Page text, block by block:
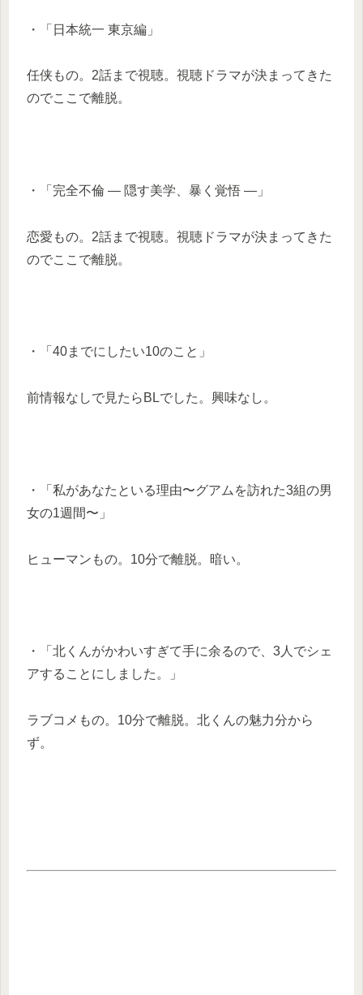
・「日本統一 東京編」
任侠もの。2話まで視聴。視聴ドラマが決まってきた
のでここで離脱。
・「完全不倫 ― 隠す美学、暴く覚悟 ―」
恋愛もの。2話まで視聴。視聴ドラマが決まってきた
のでここで離脱。
・「40までにしたい10のこと」
前情報なしで見たらBLでした。興味なし。
・「私があなたといる理由〜グアムを訪れた3組の男
女の1週間〜」
ヒューマンもの。10分で離脱。暗い。
・「北くんがかわいすぎて手に余るので、3人でシェ
アすることにしました。」
ラブコメもの。10分で離脱。北くんの魅力分から
ず。